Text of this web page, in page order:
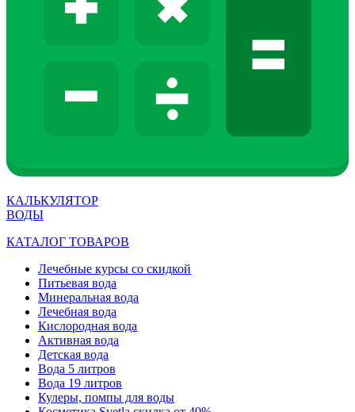
КАЛЬКУЛЯТОР
ВОДЫ
КАТАЛОГ ТОВАРОВ
Лечебные курсы со скидкой
Питьевая вода
Минеральная вода
Лечебная вода
Кислородная вода
Активная вода
Детская вода
Вода 5 литров
Вода 19 литров
Кулеры, помпы для воды